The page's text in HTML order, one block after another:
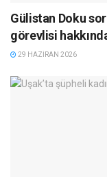
Gülistan Doku
görevlisi
29 HAZIRAN 2026